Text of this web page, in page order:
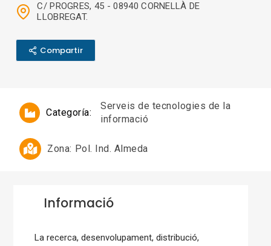
C/ PROGRES, 45 - 08940 CORNELLÀ DE
LLOBREGAT.
Compartir
Categoría:
Serveis de tecnologies de la
informació
Zona: Pol. Ind. Almeda
Informació
La recerca, desenvolupament, distribució,